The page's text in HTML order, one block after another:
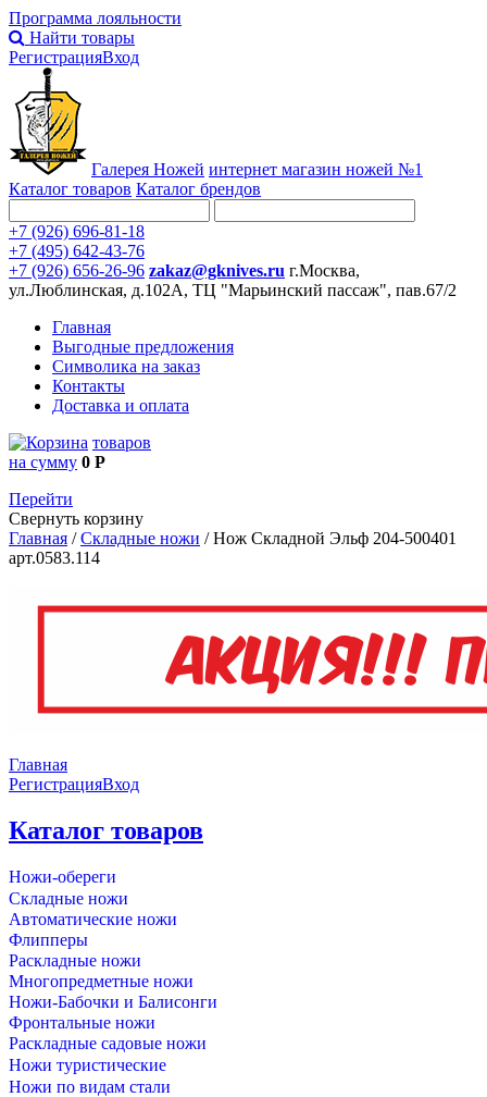
Программа лояльности
Найти товары
РегистрацияВход
Галерея Ножей интернет магазин ножей №1
Каталог товаров Каталог брендов
+7 (926) 696-81-18
+7 (495) 642-43-76
+7 (926) 656-26-96 zakaz@gknives.ru г.Москва,
ул.Люблинская, д.102А, ТЦ "Марьинский пассаж", пав.67/2
Главная
Выгодные предложения
Символика на заказ
Контакты
Доставка и оплата
товаров
на сумму 0 Р
Перейти
Свернуть корзину
Главная /Складные ножи /Нож Складной Эльф 204-500401
арт.0583.114
Главная
РегистрацияВход
Каталог товаров
Ножи-обереги
Складные ножи
Автоматические ножи
Флипперы
Раскладные ножи
Многопредметные ножи
Ножи-Бабочки и Балисонги
Фронтальные ножи
Раскладные садовые ножи
Ножи туристические
Ножи по видам стали